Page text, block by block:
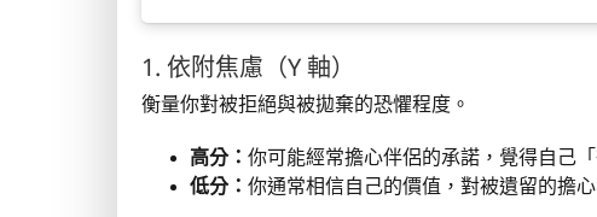
1. 依附焦慮（Y 軸）
衡量你對被拒絕與被拋棄的恐懼程度。
高分： 你可能經常擔心伴侶的承諾，覺得自己
低分： 你通常相信自己的價值，對被遺留的擔